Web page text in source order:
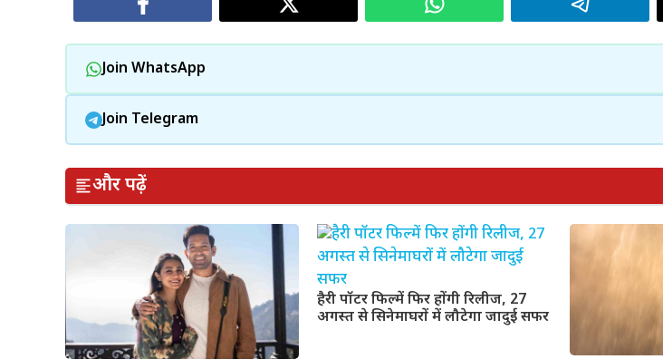
Join WhatsApp
Join Telegram
और पढ़ें
हैरी पॉटर फिल्में फिर होंगी रिलीज, 27
अगस्त से सिनेमाघरों में लौटेगा जादुई सफर